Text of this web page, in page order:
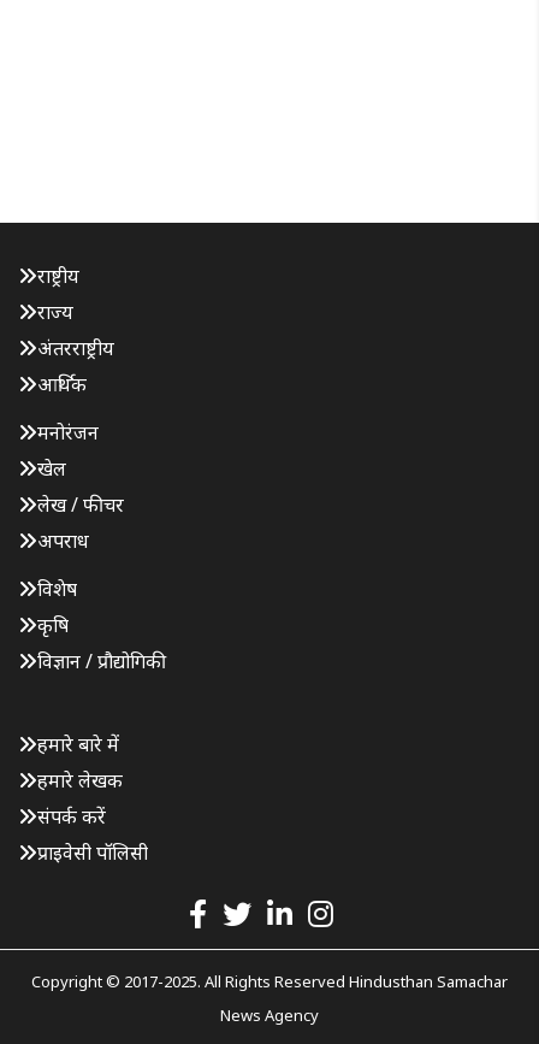
राष्ट्रीय
राज्य
अंतरराष्ट्रीय
आर्थिक
मनोरंजन
खेल
लेख / फीचर
अपराध
विशेष
कृषि
विज्ञान / प्रौद्योगिकी
हमारे बारे में
हमारे लेखक
संपर्क करें
प्राइवेसी पॉलिसी
Copyright © 2017-2025. All Rights Reserved Hindusthan Samachar
News Agency